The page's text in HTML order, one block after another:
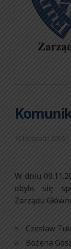
10 listopada 2016
W dniu
obyło się
Zarządu
Czesław
Bożena